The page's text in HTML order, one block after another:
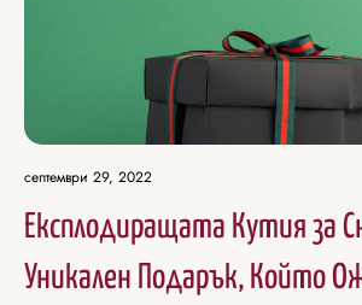
Експлодиращата Кутия за
Уникален Подарък, Който
септември 29, 2022